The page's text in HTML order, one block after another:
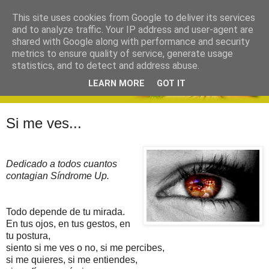
Si me ves...
Dedicado a todos cuantos
contagian Síndrome Up.
Todo depende de tu mirada.
En tus ojos, en tus gestos, en
tu postura,
siento si me ves o no, si me percibes,
si me quieres, si me entiendes,
This site uses cookies from Google to deliver its services
and to analyze traffic. Your IP address and user-agent are
shared with Google along with performance and security
metrics to ensure quality of service, generate usage
statistics, and to detect and address abuse.
LEARN MORE GOT IT